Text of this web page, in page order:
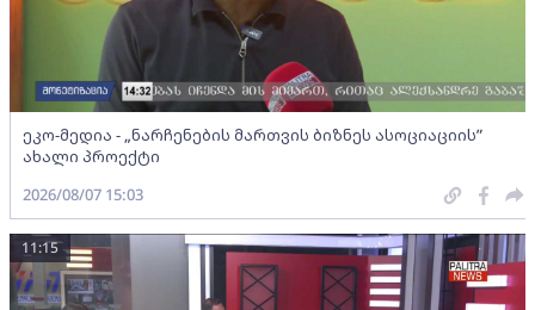
ეკო-მედია - „ნარჩენების მართვის ბიზნეს ასოციაციის”
ახალი პროექტი
2026/08/07 15:03
11:15